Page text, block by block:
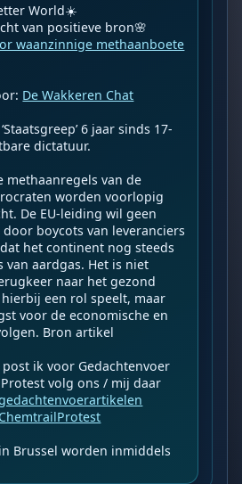
World☀️
waanzinnige methaanboete
De Wakkeren Chat
6 jaar sinds 17-
dictatuur.
methaanregels van de
worden voorlopig
De EU-leiding wil geen
boycots van leveranciers
het continent nog steeds
van aardgas. Het is niet
naar het gezond
een rol speelt, maar
voor de economische en
Bron artikel
ik voor Gedachtenvoer
Brussel worden inmiddels